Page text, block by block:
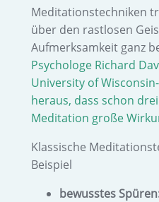
Meditationstechniken
über den rastlosen
Aufmerksamkeit ganz
Psychologe Richard
University of
heraus, dass schon
Meditation große
Klassische
Beispiel
bewusstes